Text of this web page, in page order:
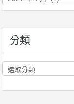
史
分類
分
類